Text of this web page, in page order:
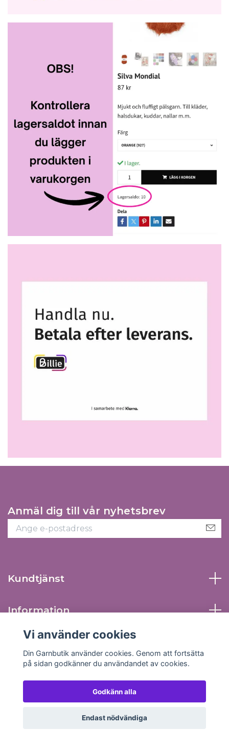
Anmäl dig till vår nyhetsbrev
Kundtjänst
Information
Sociala medier
© 2026 Din Garnbutik
Vi använder cookies
Din Garnbutik använder cookies. Genom att fortsätta
på sidan godkänner du användandet av cookies.
Godkänn alla
Endast nödvändiga